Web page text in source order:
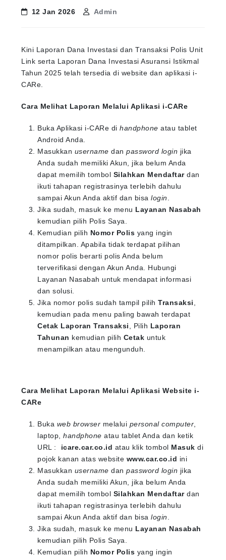
12 Jan 2026 Admin
Kini Laporan Dana Investasi dan Transaksi Polis Unit
Link serta Laporan Dana Investasi Asuransi Istikmal
Tahun 2025 telah tersedia di website dan aplikasi i-
CARe.
Cara Melihat Laporan Melalui Aplikasi i-CARe
Buka Aplikasi i-CARe di handphone atau tablet
Android Anda.
Masukkan username dan password login jika
Anda sudah memiliki Akun, jika belum Anda
dapat memilih tombol Silahkan Mendaftardan
ikuti tahapan registrasinya terlebih dahulu
sampai Akun Anda aktif dan bisa login
Jika sudah, masuk ke menu Layanan Nasabah
kemudian pilih Polis Saya.
Kemudian pilih Nomor Polis yang ingin
ditampilkan. Apabila tidak terdapat pilihan
nomor polis berarti polis Anda belum
terverifikasi dengan Akun Anda. Hubungi
Layanan Nasabah untuk mendapat informasi
dan solusi.
Jika nomor polis sudah tampil pilihTransaksi
kemudian pada menu paling bawah terdapat
Cetak Laporan Transaksi
, Pilih Laporan
Tahunan kemudian pilih Cetak untuk
menampilkan atau mengunduh.
Cara Melihat Laporan Melalui Aplikasi Website i-
CARe
Buka web browser melalui personal computer
laptop, handphone atau tablet Anda dan ketik
URL : icare.car.co.id atau klik tombol Masuk di
pojok kanan atas website www.car.co.id ini
Masukkan username dan password login jika
Anda sudah memiliki Akun, jika belum Anda
dapat memilih tombol Silahkan Mendaftardan
ikuti tahapan registrasinya terlebih dahulu
sampai Akun Anda aktif dan bisa login
Jika sudah, masuk ke menu Layanan Nasabah
kemudian pilih Polis Saya.
Kemudian pilih Nomor Polis yang ingin